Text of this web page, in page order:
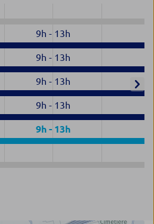
9h - 13h
9h - 13h
9h - 13h
9h - 13h
9h- 13h